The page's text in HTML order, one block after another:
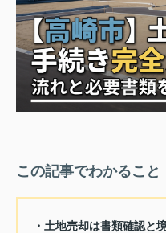
この記事でわかること
・土地売却は書類確認と